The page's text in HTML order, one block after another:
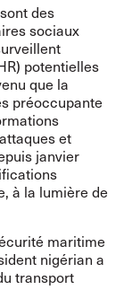
des
sociaux
potentielles
que la
préoccupante
et
janvier
à la lumière de
maritime
nigérian a
transport